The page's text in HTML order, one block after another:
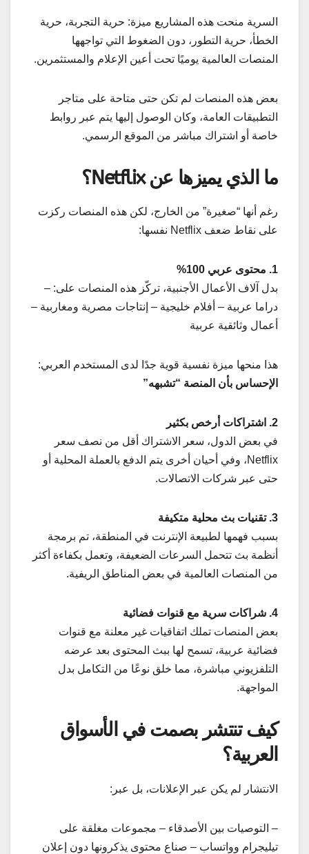
السرية منحت هذه المشاريع ميزة: حرية التجربة، حرية
الخطأ، حرية التطور، دون الضغوط التي تواجهها
المنصات العالمية يوميًا تحت أعين الإعلام والمستثمرين.
بعض هذه المنصات لم تكن حتى متاحة على متاجر
التطبيقات العامة، وكان الوصول إليها يتم عبر روابط
خاصة أو اشتراك مباشر من الموقع الرسمي.
ما الذي يميزها عن Netflix؟
رغم أنها “صغيرة” من الخارج، لكن هذه المنصات ركزت
على نقاط ضعف Netflix نفسها:
1. محتوى عربي 100%
بدل آلاف الأعمال الأجنبية، تركّز هذه المنصات على: –
دراما عربية – أفلام خليجية – إنتاجات مصرية ومغاربية –
أعمال وثائقية عربية
هذا منحها ميزة نفسية قوية جدًا لدى المستخدم العربي:
الإحساس بأن المنصة “تشبهه”
2. اشتراكات أرخص بكثير
في بعض الدول، سعر الاشتراك أقل من نصف سعر
Netflix، وفي أحيان أخرى يتم الدفع بالعملة المحلية أو
حتى عبر شركات الاتصالات.
3. تقنيات بث محلية متكيفة
بسبب فهمها لطبيعة الإنترنت في المنطقة، تم برمجة
أنظمة بث تتحمل السرعات الضعيفة، وتعمل بكفاءة أكثر
من المنصات العالمية في بعض المناطق الريفية.
4. شراكات سرية مع قنوات فضائية
بعض المنصات تملك اتفاقيات غير معلنة مع قنوات
فضائية عربية، تسمح لها ببث المحتوى بعد عرضه
التلفزيوني مباشرة، مما خلق نوعًا من التكامل بدل
المواجهة.
كيف تنتشر بصمت في الأسواق
العربية؟
الانتشار لم يكن عبر الإعلانات، بل عبر:
– التوصيات بين الأصدقاء – مجموعات مغلقة على
تيليجرام وواتساب – صناع محتوى يذكرونها دون إعلان